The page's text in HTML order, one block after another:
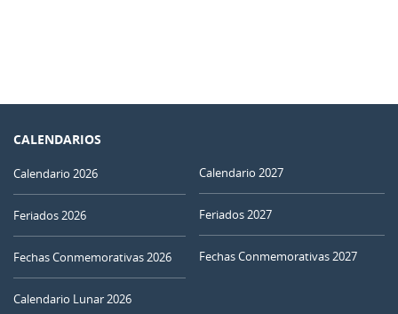
CALENDARIOS
Calendario 2026
Feriados 2026
Fechas Conmemorativas 2026
Calendario Lunar 2026
Calendario 2027
Feriados 2027
Fechas Conmemorativas 2027